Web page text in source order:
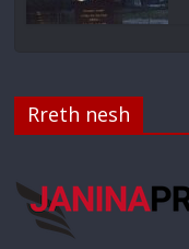
Rreth nesh